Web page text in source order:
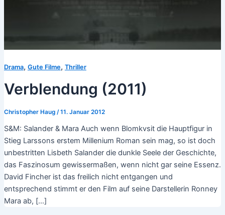
Drama, Gute Filme, Thriller
Verblendung (2011)
Christopher Haug /11. Januar 2012
S&M: Salander & Mara Auch wenn Blomkvsit die Hauptfigur in
Stieg Larssons erstem Millenium Roman sein mag, so ist doch
unbestritten Lisbeth Salander die dunkle Seele der Geschichte,
das Faszinosum gewissermaßen, wenn nicht gar seine Essenz.
David Fincher ist das freilich nicht entgangen und
entsprechend stimmt er den Film auf seine Darstellerin Ronney
Mara ab, […]